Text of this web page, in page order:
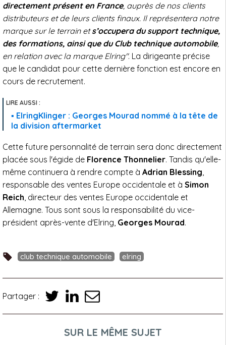
directement présent en France, auprès de nos clients
distributeurs et de leurs clients finaux. Il représentera notre
marque sur le terrain ets’occupera du support technique,
des formations, ainsi que du Club technique automobile,
en relation avec la marque Elring". La dirigeante précise
que le candidat pour cette dernière fonction est encore en
cours de recrutement.
ElringKlinger : Georges Mourad nommé à la tête de
la division aftermarket
Cette future personnalité de terrain sera donc directement
placée sous l'égide de Florence Thonnelier. Tandis qu'elle-
même continuera à rendre compte à Adrian Blessing,
responsable des ventes Europe occidentale et à Simon
Reich, directeur des ventes Europe occidentale et
Allemagne. Tous sont sous la responsabilité du vice-
président après-vente d'Elring, Georges Mourad.
club technique automobile elring
Partager :
SUR LE MÊME SUJET